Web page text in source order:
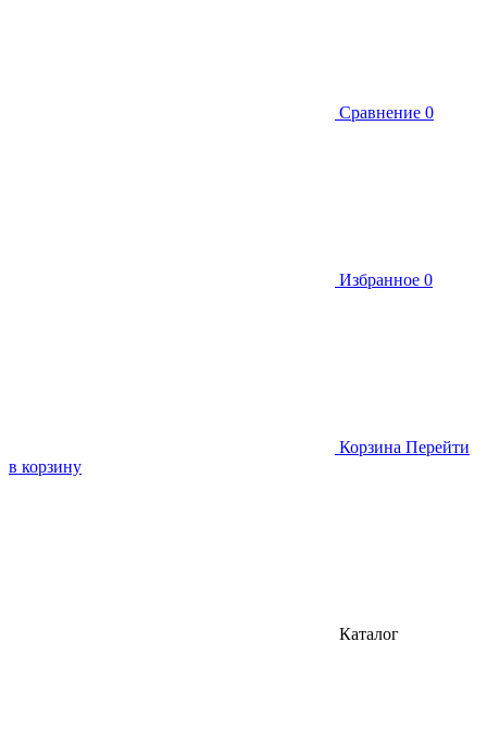
Сравнение 0
Избранное 0
Корзина Перейти
в корзину
Каталог